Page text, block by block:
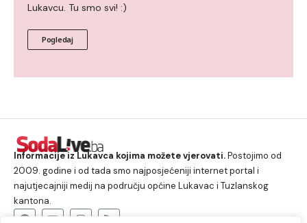
Lukavcu. Tu smo svi! :)
Pogledaj
Informacije iz Lukavca kojima možete vjerovati.Postojimo od
2009. godine i od tada smo najposjećeniji internet portal i
najutjecajniji medij na području općine Lukavac i Tuzlanskog
kantona.